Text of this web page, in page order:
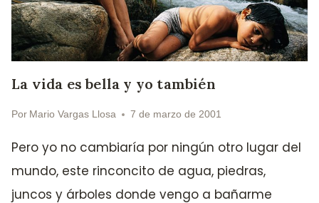
La vida es bella y yo también
Por Mario Vargas Llosa 7 de marzo de 2001
Pero yo no cambiaría por ningún otro lugar del
mundo, este rinconcito de agua, piedras,
juncos y árboles donde vengo a bañarme